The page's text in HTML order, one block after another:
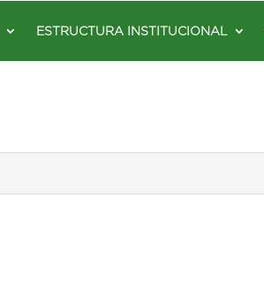
ESTRUCTURA INSTITUCIONAL